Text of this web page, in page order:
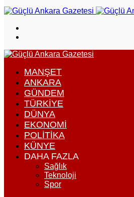
değiştir
MANŞET
ANKARA
GÜNDEM
TÜRKIYE
DÜNYA
EKONOMI
POLITIKA
KÜNYE
DAHA FAZLA
Sağlık
Teknoloji
Spor